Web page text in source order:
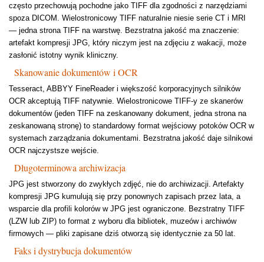
często przechowują pochodne jako TIFF dla zgodności z narzędziami
spoza DICOM. Wielostronicowy TIFF naturalnie niesie serie CT i MRI
— jedna strona TIFF na warstwę. Bezstratna jakość ma znaczenie:
artefakt kompresji JPG, który niczym jest na zdjęciu z wakacji, może
zasłonić istotny wynik kliniczny.
Skanowanie dokumentów i OCR
Tesseract, ABBYY FineReader i większość korporacyjnych silników
OCR akceptują TIFF natywnie. Wielostronicowe TIFF-y ze skanerów
dokumentów (jeden TIFF na zeskanowany dokument, jedna strona na
zeskanowaną stronę) to standardowy format wejściowy potoków OCR w
systemach zarządzania dokumentami. Bezstratna jakość daje silnikowi
OCR najczystsze wejście.
Długoterminowa archiwizacja
JPG jest stworzony do zwykłych zdjęć, nie do archiwizacji. Artefakty
kompresji JPG kumulują się przy ponownych zapisach przez lata, a
wsparcie dla profili kolorów w JPG jest ograniczone. Bezstratny TIFF
(LZW lub ZIP) to format z wyboru dla bibliotek, muzeów i archiwów
firmowych — pliki zapisane dziś otworzą się identycznie za 50 lat.
Faks i dystrybucja dokumentów